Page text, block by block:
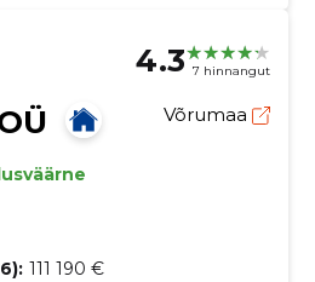
4.3 7 hinnangut
Võrumaa
111 190 €